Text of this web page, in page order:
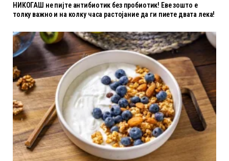
НИКОГАШ не пијте антибиотик без пробиотик! Еве зошто е
толку важно и на колку часа растојание да ги пиете двата лека!